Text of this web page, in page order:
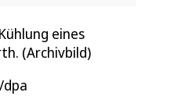
eines
(Archivbild)